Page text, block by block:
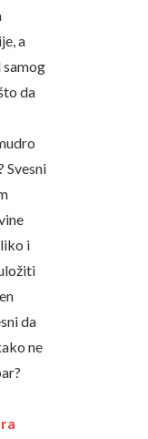
a
da
Svesni
i
da
ne